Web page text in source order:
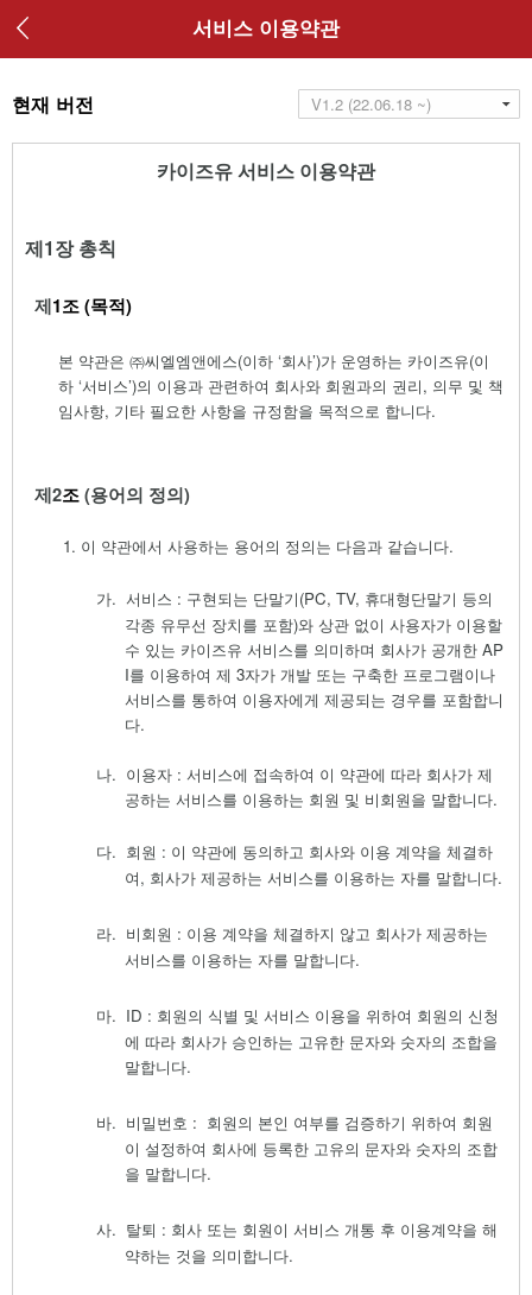
서비스 이용약관
현재 버전
카이즈유 서비스 이용약관
제1장 총칙
제1조(목적)
본 약관은 ㈜씨엘엠앤에스(이하 ‘회사’)가 운영하는 카이즈유(이
하 ‘서비스’)의 이용과 관련하여 회사와 회원과의 권리, 의무 및 책
임사항, 기타 필요한 사항을 규정함을 목적으로 합니다.
제2조(용어의 정의)
1. 이 약관에서 사용하는 용어의 정의는 다음과 같습니다.
가. 서비스 : 구현되는 단말기(PC, TV, 휴대형단말기 등의
각종 유무선 장치를 포함)와 상관 없이 사용자가 이용할
수 있는 카이즈유 서비스를 의미하며 회사가 공개한 AP
I를 이용하여 제 3자가 개발 또는 구축한 프로그램이나
서비스를 통하여 이용자에게 제공되는 경우를 포함합니
다.
나. 이용자 : 서비스에 접속하여 이 약관에 따라 회사가 제
공하는 서비스를 이용하는 회원 및 비회원을 말합니다.
다. 회원 : 이 약관에 동의하고 회사와 이용 계약을 체결하
여, 회사가 제공하는 서비스를 이용하는 자를 말합니다.
라. 비회원 : 이용 계약을 체결하지 않고 회사가 제공하는
서비스를 이용하는 자를 말합니다.
마. ID : 회원의 식별 및 서비스 이용을 위하여 회원의 신청
에 따라 회사가 승인하는 고유한 문자와 숫자의 조합을
말합니다.
바. 비밀번호 : 회원의 본인 여부를 검증하기 위하여 회원
이 설정하여 회사에 등록한 고유의 문자와 숫자의 조합
을 말합니다.
사. 탈퇴 : 회사 또는 회원이 서비스 개통 후 이용계약을 해
약하는 것을 의미합니다.